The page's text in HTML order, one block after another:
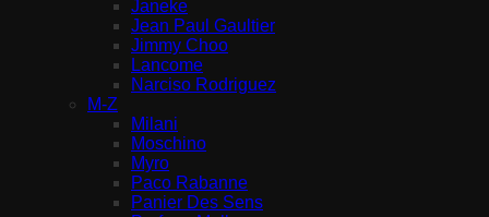
Janeke
Jean Paul Gaultier
Jimmy Choo
Lancome
Narciso Rodriguez
M-Z
Milani
Moschino
Myro
Paco Rabanne
Panier Des Sens